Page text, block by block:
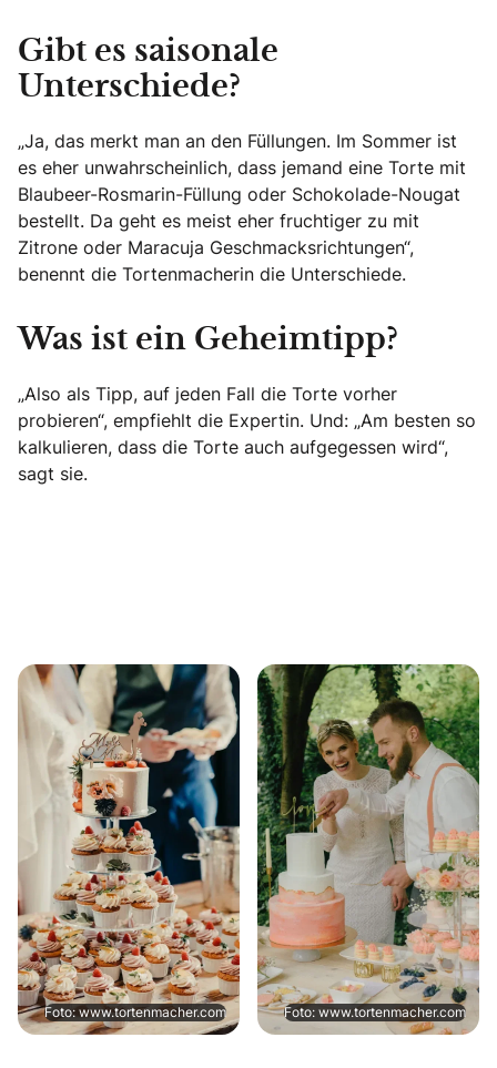
Gibt es saisonale
Unterschiede?
„Ja, das merkt man an den Füllungen. Im Sommer ist
es eher unwahrscheinlich, dass jemand eine Torte mit
Blaubeer-Rosmarin-Füllung oder Schokolade-Nougat
bestellt. Da geht es meist eher fruchtiger zu mit
Zitrone oder Maracuja Geschmacksrichtungen“,
benennt die Tortenmacherin die Unterschiede.
Was ist ein Geheimtipp?
„Also als Tipp, auf jeden Fall die Torte vorher
probieren“, empfiehlt die Expertin. Und: „Am besten so
kalkulieren, dass die Torte auch aufgegessen wird“,
sagt sie.
Foto: www.tortenmacher.com Foto: www.tortenmacher.com